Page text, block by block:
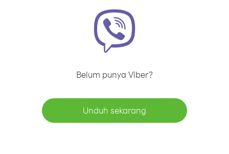
Belum punya Viber?
Unduh sekarang